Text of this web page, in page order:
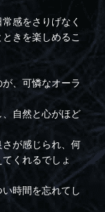
感をさりげなく
きを楽しめるこ
、可憐なオーラ
自然と心がほど
が感じられ、何
くれるでしょ
時間を忘れてし